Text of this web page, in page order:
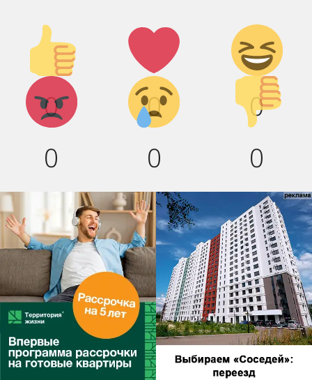
Палец
вверх!
0
Лайк!
0
Дикий
смех!
0
Агрессия!
0
Грусть :(
0
Палец
вниз!
0